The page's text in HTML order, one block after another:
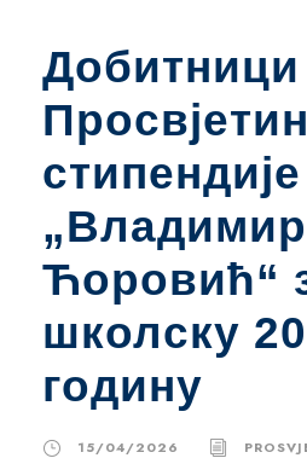
Добитници
стипендије
„Владимир
Ћоровић“
школску
годину
15/04/2026